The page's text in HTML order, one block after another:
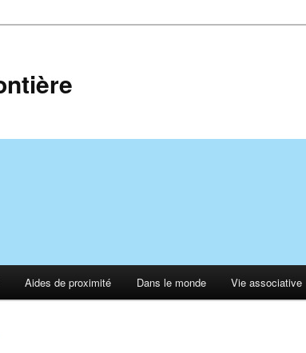
Aides de proximité Dans le monde Vie associative